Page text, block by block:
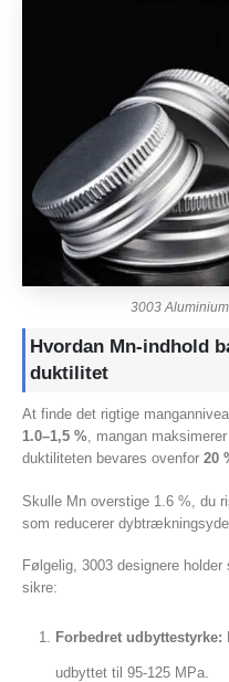
3003
Hvordan Mn-indhold
duktilitet
At finde det rigtige
1.0–1,5 %, mangan
duktiliteten bevares ovenfor 20
Skulle Mn overstige 1.6 %, du
som reducerer
Følgelig, 3003 designere
sikre:
Forbedret udbyttestyrke:
udbyttet til 95-125 MPa.